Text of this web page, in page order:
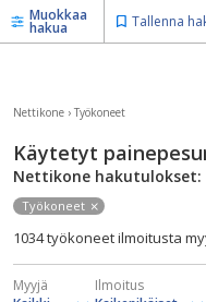
Muokkaa
hakua Tallenna
Nettikone › Työkoneet
Käytetyt
Nettikone hakutulokset:
Työkoneet
1034 työkoneet ilmoitusta
Myyjä Ilmoitus